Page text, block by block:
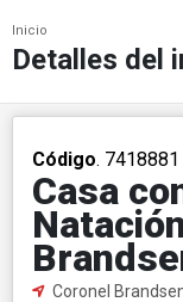
Inicio
Detalles del
Código. 7418881
Casa
Coronel